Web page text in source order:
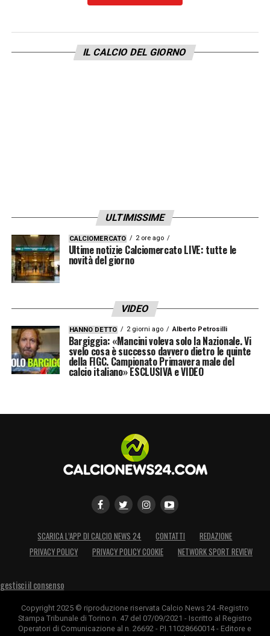
IL CALCIO DEL GIORNO
ULTIMISSIME
CALCIOMERCATO 2 ore ago
Ultime notizie Calciomercato LIVE: tutte le
novità del giorno
VIDEO
HANNO DETTO 2 giorni ago Alberto Petrosilli
Bargiggia: «Mancini voleva solo la Nazionale. Vi
svelo cosa è successo davvero dietro le quinte
della FIGC. Campionato Primavera male del
calcio italiano» ESCLUSIVA e VIDEO
SCARICA L’APP DI CALCIO NEWS 24 CONTATTI
REDAZIONE
PRIVACY POLICY
PRIVACY POLICY COOKIE NETWORK SPORT REVIEW
gestisci il consenso
Copyright 2025 © riproduzione riservata Calcio News 24 -Registro
Stampa Tribunale di Torino n. 47 del 07/09/2021 - Iscritto al Registro
Operatori di Comunicazione al n. 26692 - P.I.11028660014 - Editore e